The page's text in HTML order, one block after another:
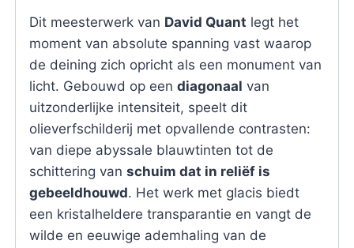
Dit meesterwerk van David Quant legt het
moment van absolute spanning vast waarop
de deining zich opricht als een monument van
licht. Gebouwd op een diagonaal van
uitzonderlijke intensiteit, speelt dit
olieverfschilderij met opvallende contrasten:
van diepe abyssale blauwtinten tot de
schittering van schuim dat in reliëf is
gebeeldhouwd. Het werk met glacis biedt
een kristalheldere transparantie en vangt de
wilde en eeuwige ademhaling van de